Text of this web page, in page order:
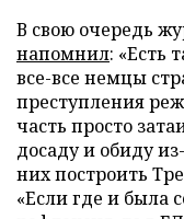
В свою очередь
напомнил: «Есть
все-все немцы
преступления
часть просто
досаду и обиду
них построить
«Если где и была